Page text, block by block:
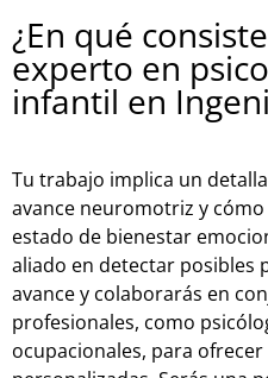
¿En qué
experto en
infantil en
Tu trabajo implica un
avance neuromotriz y
estado de bienestar
aliado en detectar posibles
avance y colaborarás en
profesionales, como
ocupacionales, para